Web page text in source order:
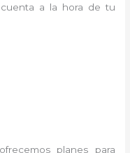
a la hora de tu
planes para